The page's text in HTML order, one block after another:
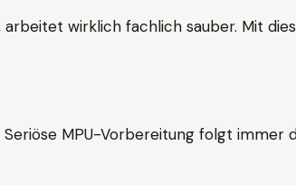
wirklich fachlich sauber. Mit
Seriöse MPU-Vorbereitung folgt immer